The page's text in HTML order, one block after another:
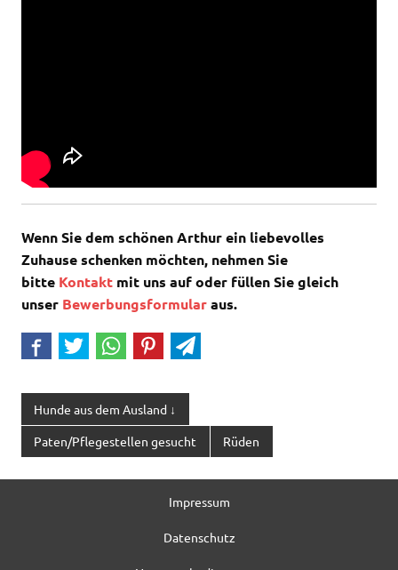
Wenn Sie dem schönen Arthur ein liebevolles
Zuhause schenken möchten, nehmen Sie
bitte Kontakt mit uns auf oder füllen Sie gleich
unser Bewerbungsformularaus.
Hunde aus dem Ausland ↓
Paten/Pflegestellen gesucht Rüden
Impressum
Datenschutz